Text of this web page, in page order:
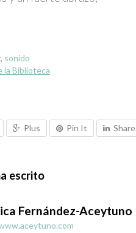
, sonido
la Biblioteca
Plus Pin It Share
escrito
Fernández-Aceytuno